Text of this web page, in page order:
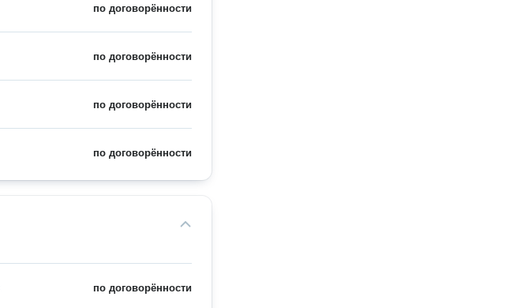
по договорённости
по договорённости
по договорённости
по договорённости
по договорённости